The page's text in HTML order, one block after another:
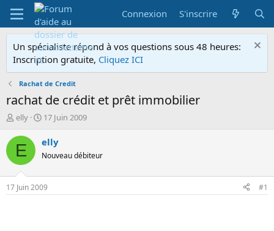
Connexion S'inscrire
Un spécialiste répond à vos questions sous 48 heures:
Inscription gratuite, Cliquez ICI
Rachat de Credit
rachat de crédit et prêt immobilier
A
t
e
r
d
e
elly
D
t
d
d
é
17 Juin 2009
E elly
Nouveau débiteur
17 Juin 2009 #1